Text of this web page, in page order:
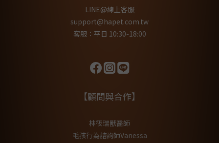
LINE@線上客服
support@hapet.com.tw
客服：平日 10:30-18:00
【顧問與合作】
林筱瑞獸醫師
毛孩行為諮詢師Vanessa